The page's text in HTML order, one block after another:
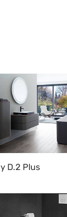
D.2 Plus